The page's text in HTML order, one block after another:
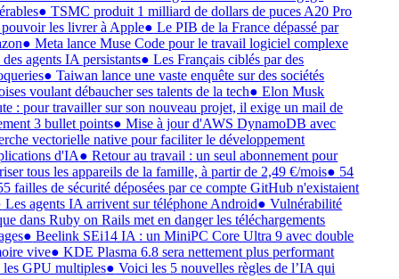
●TSMC produit 1 milliard de dollars de puces A20 Pro
pouvoir les livrer à Apple●Le PIB de la France dépassé par
●Meta lance Muse Code pour le travail logiciel complexe
agents IA persistants●Les Français ciblés par des
●Taiwan lance une vaste enquête sur des sociétés
voulant débaucher ses talents de la tech●Elon Musk
: pour travailler sur son nouveau projet, il exige un mail de
3 bullet points●Mise à jour d'AWS DynamoDB avec
vectorielle native pour faciliter le développement
d'IA●Retour au travail : un seul abonnement pour
tous les appareils de la famille, à partir de 2,49 €/mois●54
failles de sécurité déposées par ce compte GitHub n'existaient
Les agents IA arrivent sur téléphone Android●Vulnérabilité
dans Ruby on Rails met en danger les téléchargements
●Beelink SEi14 IA : un MiniPC Core Ultra 9 avec double
vive●KDE Plasma 6.8 sera nettement plus performant
les GPU multiples●Voici les 5 nouvelles règles de l’IA qui